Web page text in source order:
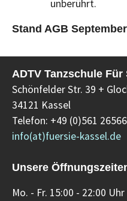
unberührt.
Stand AGB
ADTV Tanzschule Für
Schönfelder Str. 39 +
34121 Kassel
Telefon: +49 (0)561 26566
info(at)fuersie-kassel.de
Unsere
Mo. - Fr. 15:00 - 22:00 Uhr